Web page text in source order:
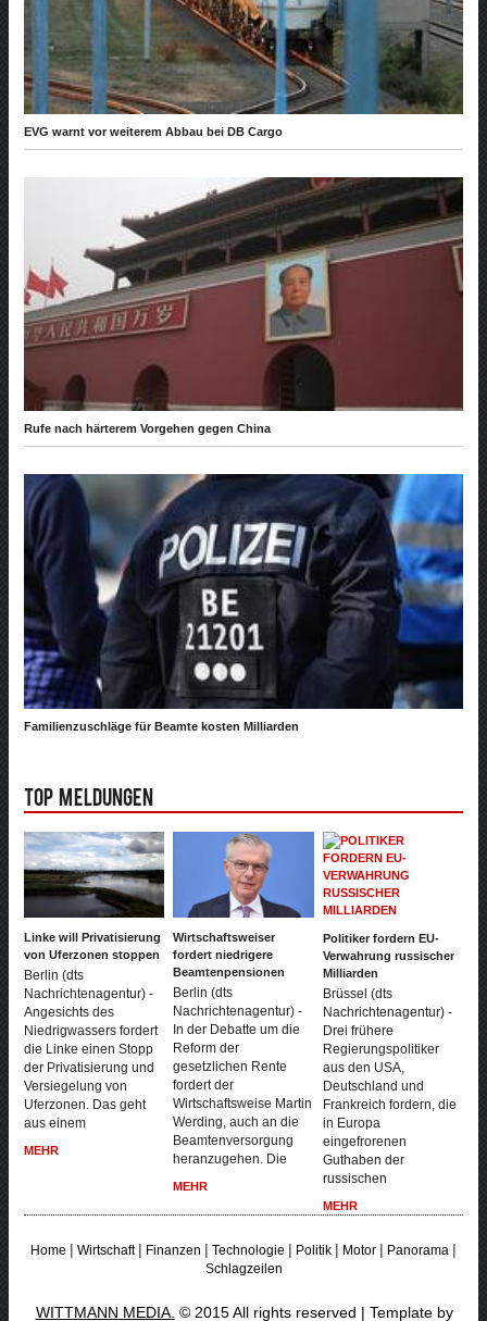
EVG warnt vor weiterem Abbau bei DB Cargo
Rufe nach härterem Vorgehen gegen China
Familienzuschläge für Beamte kosten Milliarden
Top Meldungen
Linke will Privatisierung
von Uferzonen stoppen
Berlin (dts
Nachrichtenagentur) -
Angesichts des
Niedrigwassers fordert
die Linke einen Stopp
der Privatisierung und
Versiegelung von
Uferzonen. Das geht
aus einem
MEHR
Wirtschaftsweiser
fordert niedrigere
Beamtenpensionen
Berlin (dts
Nachrichtenagentur) -
In der Debatte um die
Reform der
gesetzlichen Rente
fordert der
Wirtschaftsweise Martin
Werding, auch an die
Beamtenversorgung
heranzugehen. Die
MEHR
Politiker fordern EU-
Verwahrung russischer
Milliarden
Brüssel (dts
Nachrichtenagentur) -
Drei frühere
Regierungspolitiker
aus den USA,
Deutschland und
Frankreich fordern, die
in Europa
eingefrorenen
Guthaben der
russischen
MEHR
Home|Wirtschaft| Finanzen|Technologie| Politik| Motor| Panorama|
Schlagzeilen
WITTMANN MEDIA. © 2015 All rights reserved | Template by